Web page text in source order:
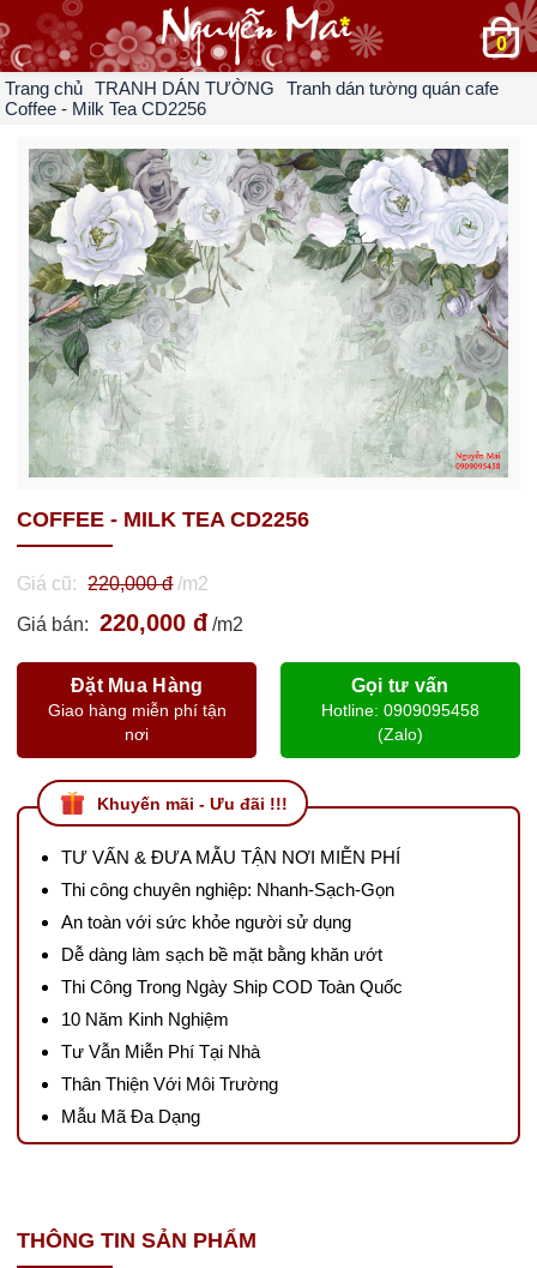
0
Trang chủ TRANH DÁN TƯỜNG
Tranh dán tường quán cafe
Coffee - Milk Tea CD2256
COFFEE - MILK TEA CD2256
Giá cũ: 220,000 đ/m2
Giá bán:
220,000 đ /m2
Đặt Mua Hàng
Giao hàng miễn phí tận
nơi
Gọi tư vấn
Hotline: 0909095458
(Zalo)
Khuyến mãi - Ưu đãi !!!
TƯ VẤN & ĐƯA MẪU TẬN NƠI MIỄN PHÍ
Thi công chuyên nghiệp: Nhanh-Sạch-Gọn
An toàn với sức khỏe người sử dụng
Dễ dàng làm sạch bề mặt bằng khăn ướt
Thi Công Trong Ngày Ship COD Toàn Quốc
10 Năm Kinh Nghiệm
Tư Vẫn Miễn Phí Tại Nhà
Thân Thiện Với Môi Trường
Mẫu Mã Đa Dạng
THÔNG TIN SẢN PHẨM